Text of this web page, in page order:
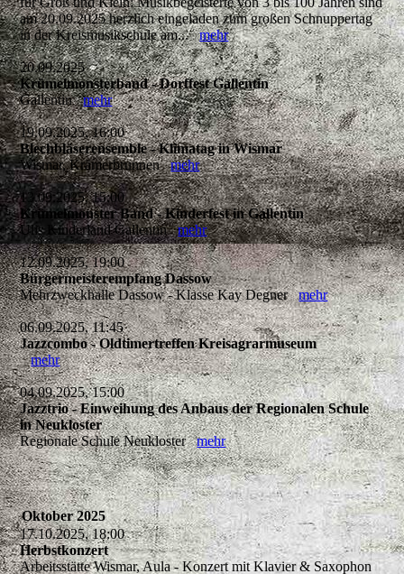
am 20.09.2025 herzlich eingeladen zum großen Schnuppertag
in der Kreismusikschule am...mehr
20.09.2025
Krümelmonsterband - Dorffest Gallentin
Gallentinmehr
19.09.2025, 16:00
Blechbläserensemble - Klimatag in Wismar
Wismar, Krämerbrunnenmehr
13.09.2025, 15:00
Krümelmonster Band - Kinderfest in Gallentin
Ulis Kinderland Gallentinmehr
12.09.2025, 19:00
Bürgermeisterempfang Dassow
Mehrzweckhalle Dassow - Klasse Kay Degnermehr
06.09.2025, 11:45
Jazzcombo - Oldtimertreffen Kreisagrarmuseum
mehr
04.09.2025, 15:00
Jazztrio - Einweihung des Anbaus der Regionalen Schule
in Neukloster
Regionale Schule Neuklostermehr
Oktober 2025
17.10.2025, 18:00
Herbstkonzert
Arbeitsstätte Wismar, Aula - Konzert mit Klavier & Saxophon